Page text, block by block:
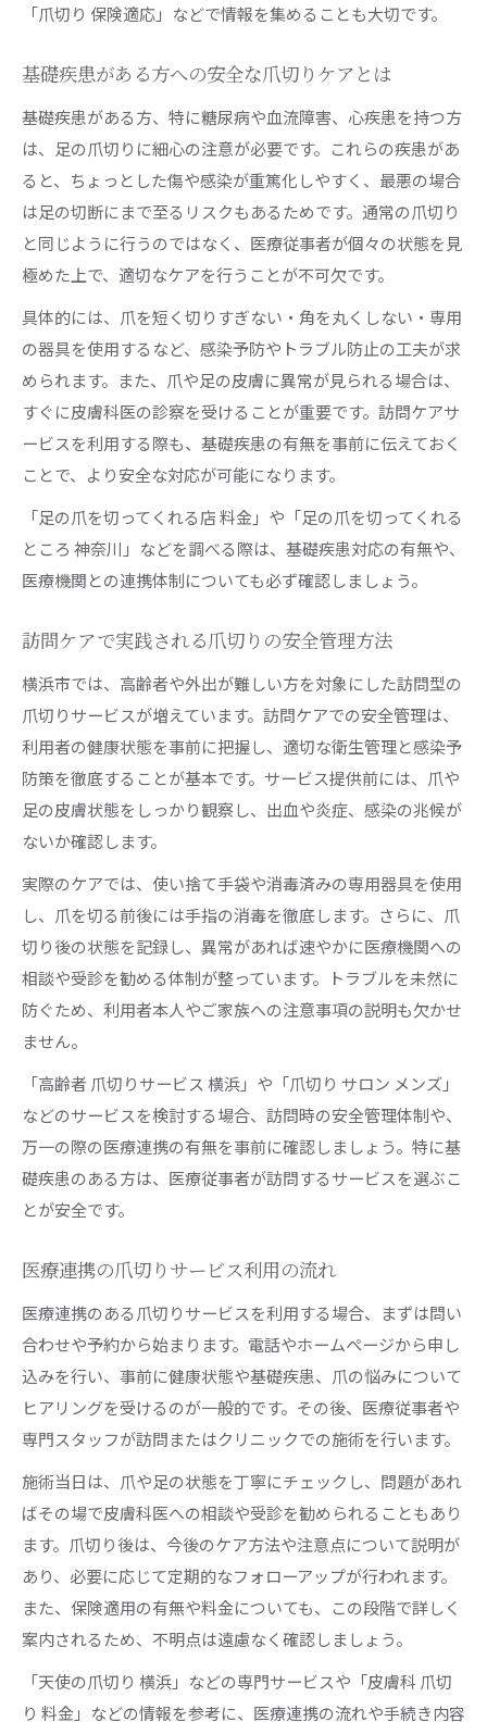
「爪切り 保険適応」などで情報を集めることも大切です。
基礎疾患がある方への安全な爪切りケアとは
基礎疾患がある方、特に糖尿病や血流障害、心疾患を持つ方
は、足の爪切りに細心の注意が必要です。これらの疾患があ
ると、ちょっとした傷や感染が重篤化しやすく、最悪の場合
は足の切断にまで至るリスクもあるためです。通常の爪切り
と同じように行うのではなく、医療従事者が個々の状態を見
極めた上で、適切なケアを行うことが不可欠です。
具体的には、爪を短く切りすぎない・角を丸くしない・専用
の器具を使用するなど、感染予防やトラブル防止の工夫が求
められます。また、爪や足の皮膚に異常が見られる場合は、
すぐに皮膚科医の診察を受けることが重要です。訪問ケアサ
ービスを利用する際も、基礎疾患の有無を事前に伝えておく
ことで、より安全な対応が可能になります。
「足の爪を切ってくれる店 料金」や「足の爪を切ってくれる
ところ 神奈川」などを調べる際は、基礎疾患対応の有無や、
医療機関との連携体制についても必ず確認しましょう。
訪問ケアで実践される爪切りの安全管理方法
横浜市では、高齢者や外出が難しい方を対象にした訪問型の
爪切りサービスが増えています。訪問ケアでの安全管理は、
利用者の健康状態を事前に把握し、適切な衛生管理と感染予
防策を徹底することが基本です。サービス提供前には、爪や
足の皮膚状態をしっかり観察し、出血や炎症、感染の兆候が
ないか確認します。
実際のケアでは、使い捨て手袋や消毒済みの専用器具を使用
し、爪を切る前後には手指の消毒を徹底します。さらに、爪
切り後の状態を記録し、異常があれば速やかに医療機関への
相談や受診を勧める体制が整っています。トラブルを未然に
防ぐため、利用者本人やご家族への注意事項の説明も欠かせ
ません。
「高齢者 爪切りサービス 横浜」や「爪切り サロン メンズ」
などのサービスを検討する場合、訪問時の安全管理体制や、
万一の際の医療連携の有無を事前に確認しましょう。特に基
礎疾患のある方は、医療従事者が訪問するサービスを選ぶこ
とが安全です。
医療連携の爪切りサービス利用の流れ
医療連携のある爪切りサービスを利用する場合、まずは問い
合わせや予約から始まります。電話やホームページから申し
込みを行い、事前に健康状態や基礎疾患、爪の悩みについて
ヒアリングを受けるのが一般的です。その後、医療従事者や
専門スタッフが訪問またはクリニックでの施術を行います。
施術当日は、爪や足の状態を丁寧にチェックし、問題があれ
ばその場で皮膚科医への相談や受診を勧められることもあり
ます。爪切り後は、今後のケア方法や注意点について説明が
あり、必要に応じて定期的なフォローアップが行われます。
また、保険適用の有無や料金についても、この段階で詳しく
案内されるため、不明点は遠慮なく確認しましょう。
「天使の爪切り 横浜」などの専門サービスや「皮膚科 爪切
り 料金」などの情報を参考に、医療連携の流れや手続き内容